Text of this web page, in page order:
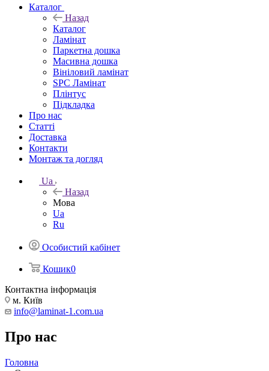
Каталог
Назад
Каталог
Ламінат
Паркетна дошка
Масивна дошка
Вініловий ламінат
SPC Ламінат
Плінтус
Підкладка
Про нас
Статті
Доставка
Контакти
Монтаж та догляд
Ua
Назад
Мова
Ua
Ru
Особистий кабінет
Кошик0
Контактна інформація
м. Київ
info@laminat-1.com.ua
Про нас
Головна